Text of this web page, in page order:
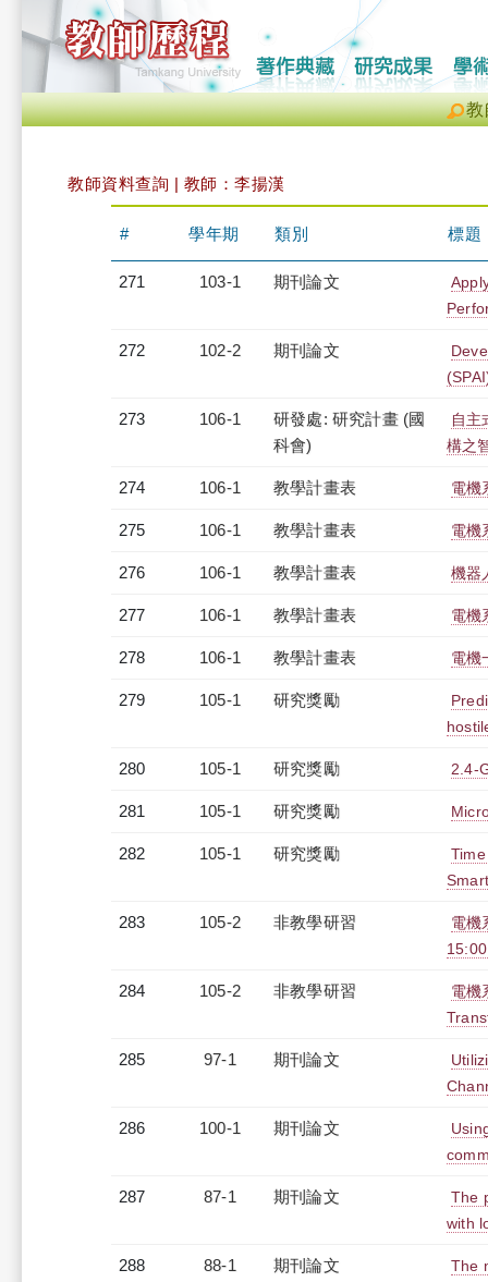
教
教師資料查詢 | 教師：李揚漢
# 學年期 類別 標題
271 103-1 期刊論文
272 102-2 期刊論文
273 106-1
研發處: 研究計畫 (國
科會)
自主
構之
274 106-1 教學計畫表 電機
275 106-1 教學計畫表 電機
276 106-1 教學計畫表 機器
277 106-1 教學計畫表 電機
278 106-1 教學計畫表 電機
279 105-1 研究獎勵
280 105-1 研究獎勵 2.4-
281 105-1 研究獎勵
282 105-1 研究獎勵
283 105-2 非教學研習
電機
284 105-2 非教學研習
電機
285 97-1 期刊論文
286 100-1 期刊論文
287 87-1 期刊論文
The
with
288 88-1 期刊論文
The